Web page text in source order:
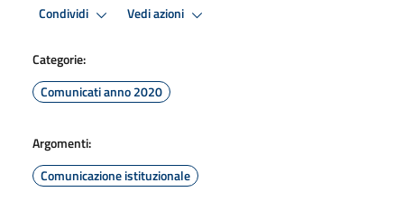
Condividi Vedi azioni
Categorie:
Comunicati anno 2020
Argomenti:
Comunicazione istituzionale